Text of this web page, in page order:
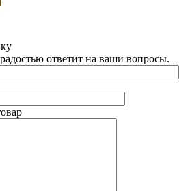
ответит на ваши вопросы.